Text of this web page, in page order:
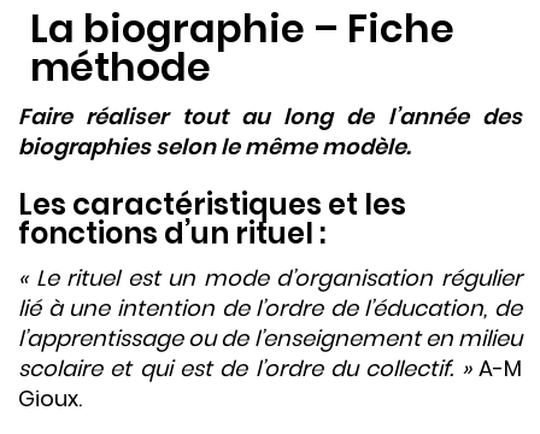
La biographie – Fiche
méthode
Faire réaliser tout au long de l’année des
biographies selon le même modèle.
Les caractéristiques et les
fonctions d’un rituel :
« Le rituel est un mode d’organisation régulier
lié à une intention de l’ordre de l’éducation, de
l’apprentissage ou de l’enseignement en milieu
scolaire et qui est de l’ordre du collectif. »A-M
Gioux.